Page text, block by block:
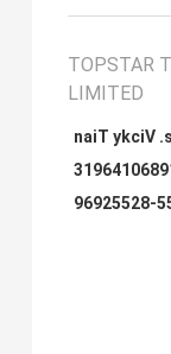
TOPSTAR
LIMITED
Ms. Vicky
+86
86-0755-